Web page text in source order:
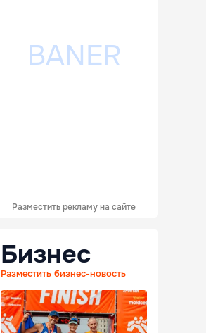
Разместить рекламу на сайте
Бизнес
Разместить бизнес-новость